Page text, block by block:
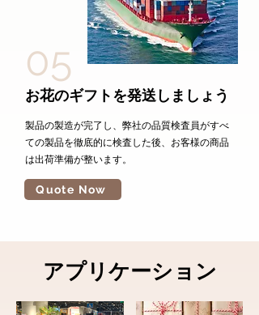
05
お花のギフトを発送しましょう
製品の製造が完了し、弊社の品質検査員がすべ
ての製品を徹底的に検査した後、お客様の商品
は出荷準備が整います。
Quote Now
アプリケーション